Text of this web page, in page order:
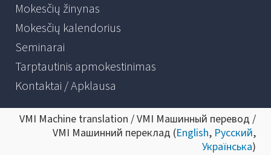
Mokesčių žinynas
Mokesčių kalendorius
Seminarai
Tarptautinis apmokestinimas
Kontaktai / Apklausa
VMI Machine translation / VMI Машинный перевод /
VMI Машинний переклад (English, Русский,
Українська)